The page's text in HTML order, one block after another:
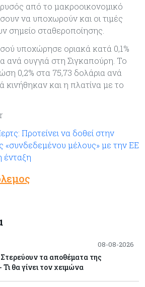
από το μακροοικονομικό
να υποχωρούν και οι τιμές
σημείο σταθεροποίησης.
υποχώρησε οριακά κατά 0,1%
ανά ουγγιά στη Σιγκαπούρη. Το
0,2% στα 75,73 δολάρια ανά
κινήθηκαν και η πλατίνα με το
Προτείνει να δοθεί στην
«συνδεδεμένου μέλους» με την ΕΕ
ένταξη
08-08-2026
Στερεύουν τα αποθέματα της
θα γίνει τον χειμώνα